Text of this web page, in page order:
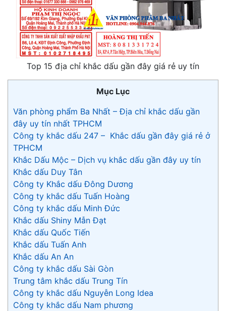
Top 15 địa chỉ khắc dấu gần đây giá rẻ uy tín
Mục Lục
Văn phòng phẩm Ba Nhất – Địa chỉ khắc dấu gần
đây uy tín nhất TPHCM
Công ty khắc dấu 247 – Khắc dấu gần đây giá rẻ ở
TPHCM
Khắc Dấu Mộc – Dịch vụ khắc dấu gần đây uy tín
Khắc dấu Duy Tân
Công ty Khắc dấu Đông Dương
Công ty khắc dấu Tuấn Hoàng
Công ty khắc dấu Minh Đức
Khắc dấu Shiny Mẫn Đạt
Khắc dấu Quốc Tiến
Khắc dấu Tuấn Anh
Khắc dấu An An
Công ty khắc dấu Sài Gòn
Trung tâm khắc dấu Trung Tín
Công ty khắc dấu Nguyễn Long Idea
Công ty khắc dấu Nam phương